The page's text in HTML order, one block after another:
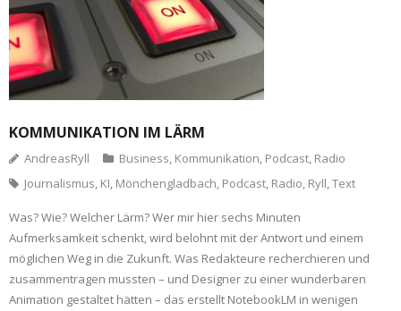
KOMMUNIKATION IM LÄRM
AndreasRyll Business, Kommunikation, Podcast, Radio
Journalismus, KI, Mönchengladbach, Podcast, Radio, Ryll,Text
Was? Wie? Welcher Lärm? Wer mir hier sechs Minuten
Aufmerksamkeit schenkt, wird belohnt mit der Antwort und einem
möglichen Weg in die Zukunft. Was Redakteure recherchieren und
zusammentragen mussten – und Designer zu einer wunderbaren
Animation gestaltet hätten – das erstellt NotebookLM in wenigen